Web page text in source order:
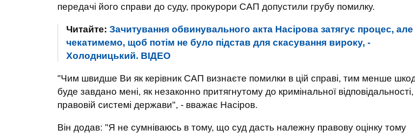
передачі його справи до суду, прокурори САП допустили грубу помилку.
Читайте: Зачитування обвинувального акта Насірова затягує процес,
чекатимемо, щоб потім не було підстав для скасування вироку, -
Холодницький. ВIДЕО
"Чим швидше Ви як керівник САП визнаєте помилки в цій справі, тим менше
буде завдано мені, як незаконно притягнутому до кримінальної відповідальності,
правовій системі держави", - вважає Насіров.
Він додав: "Я не сумніваюсь в тому, що суд дасть належну правову оцінку тому